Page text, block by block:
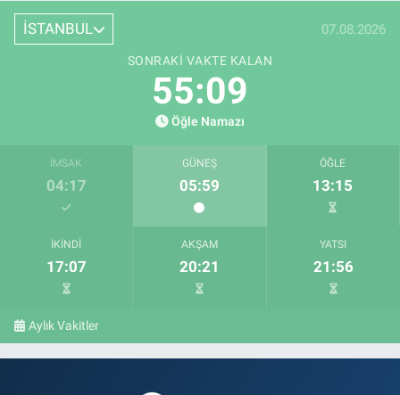
İSTANBUL 07.08.2026
SONRAKI VAKTE KALAN
55:08
Öğle Namazı
İMSAK
04:17
GÜNEŞ
05:59
ÖĞLE
13:15
İKINDI
17:07
AKŞAM
20:21
YATSI
21:56
Aylık Vakitler